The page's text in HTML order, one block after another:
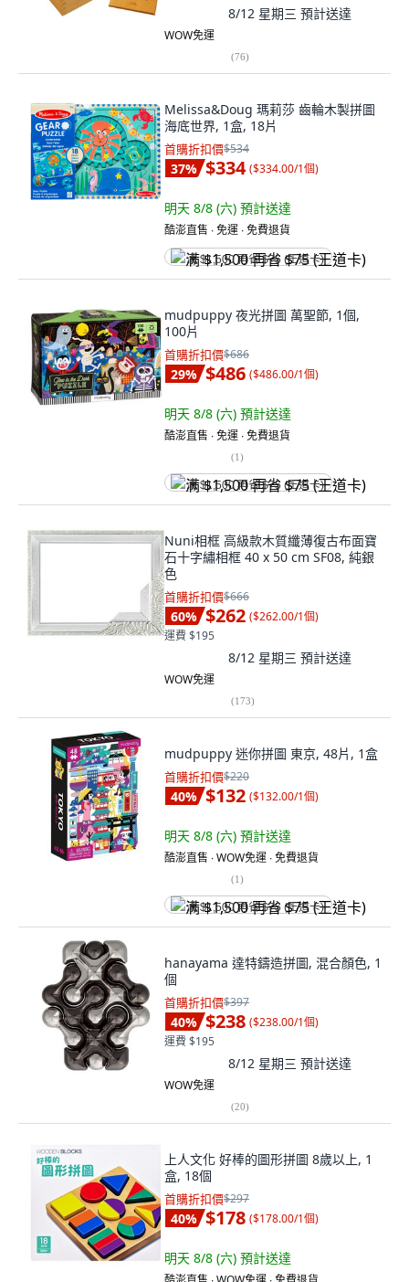
8/12 星期三 預計送達
WOW免運
(76)
Melissa&Doug 瑪莉莎 齒輪木製拼圖
海底世界, 1盒, 18片
首購折扣價$534
37% $334 ($334.00/1個)
明天 8/8 (六) 預計送達
酷澎直售 ∙ 免運 ∙ 免費退貨
满 $1,500 再省 $75 (王道卡)
mudpuppy 夜光拼圖 萬聖節, 1個,
100片
首購折扣價$686
29% $486 ($486.00/1個)
明天 8/8 (六) 預計送達
酷澎直售 ∙ 免運 ∙ 免費退貨
(1)
满 $1,500 再省 $75 (王道卡)
Nuni相框 高級款木質纖薄復古布面寶
石十字繡相框 40 x 50 cm SF08, 純銀
色
首購折扣價$666
60% $262 ($262.00/1個)
運費 $195
8/12 星期三 預計送達
WOW免運
(173)
mudpuppy 迷你拼圖 東京, 48片, 1盒
首購折扣價$220
40% $132 ($132.00/1個)
明天 8/8 (六) 預計送達
酷澎直售 ∙ WOW免運 ∙ 免費退貨
(1)
满 $1,500 再省 $75 (王道卡)
hanayama 達特鑄造拼圖, 混合顏色, 1
個
首購折扣價$397
40% $238 ($238.00/1個)
運費 $195
8/12 星期三 預計送達
WOW免運
(20)
上人文化 好棒的圖形拼圖 8歲以上, 1
盒, 18個
首購折扣價$297
40% $178 ($178.00/1個)
明天 8/8 (六) 預計送達